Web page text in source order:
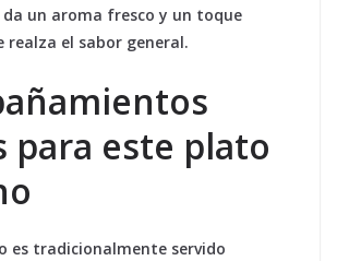
un aroma fresco y un toque
realza el sabor general.
para este plato
es tradicionalmente servido